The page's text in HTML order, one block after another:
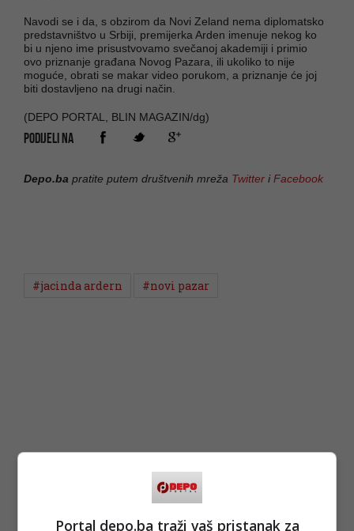
Navodi se i da, s obzirom da Novi Zeland nema diplomatsko
predstavništvo u Srbiji, premijerka Arden imenuje nekog ko
bi u njeno ime prisustvovamo svečanoj akademiji i primio
ovo priznanje građana Novog Pazara, ili ukoliko to nije
moguće, obrati se makar video porukom, a priznanje će joj
biti dostavljeno na drugi način.
(DEPO PORTAL, BLIN MAGAZIN/dg)
PODIJELI NA
Depo.ba pratite putem društvenih mreža Twitter iFacebook
#jacinda ardern #novi pazar
Portal depo.ba traži vaš pristanak za